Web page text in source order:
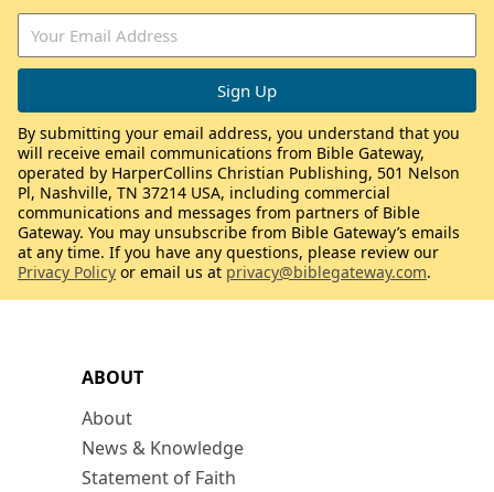
ABOUT
About
News & Knowledge
Statement of Faith
By submitting your email address, you understand that you
will receive email communications from Bible Gateway,
operated by HarperCollins Christian Publishing, 501 Nelson
Pl, Nashville, TN 37214 USA, including commercial
communications and messages from partners of Bible
Gateway. You may unsubscribe from Bible Gateway’s emails
at any time. If you have any questions, please review our
Privacy Policy or email us at privacy@biblegateway.com.